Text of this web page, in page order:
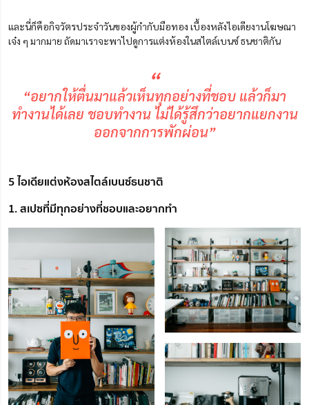
และนี่ก็คือกิจวัตรประจำวันของผู้กำกับมือทอง เบื้องหลังไอเดียงานโฆษณา
เจ๋ง ๆ มากมาย ถัดมาเราจะพาไปดูการแต่งห้องในสไตล์เบนซ์ ธนชาติกัน
“
“อยากให้ตื่นมาแล้วเห็นทุกอย่างที่ชอบ แล้วก็มา
ทำงานได้เลย ชอบทำงาน ไม่ได้รู้สึกว่าอยากแยกงาน
ออกจากการพักผ่อน”
5 ไอเดียแต่งห้องสไตล์เบนซ์ธนชาติ
1. สเปซที่มีทุกอย่างที่ชอบและอยากทำ